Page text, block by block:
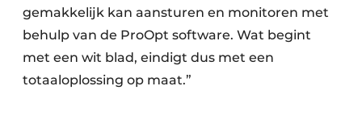
gemakkelijk kan aansturen en monitoren met
behulp van de ProOpt software. Wat begint
met een wit blad, eindigt dus met een
totaaloplossing op maat.”